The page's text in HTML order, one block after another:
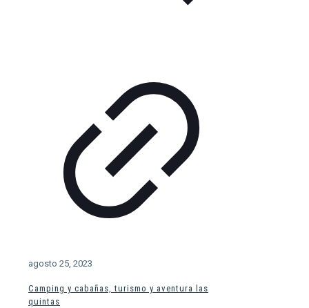
agosto 25, 2023
Camping y cabañas, turismo y aventura las
quintas